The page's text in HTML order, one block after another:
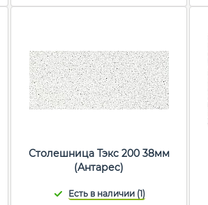
Столешница Тэкс 200 38мм
(Антарес)